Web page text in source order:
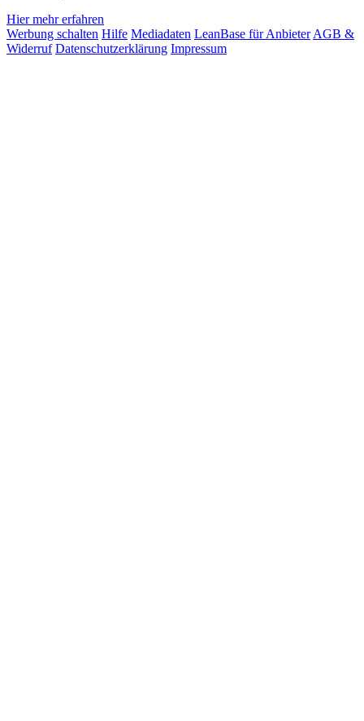
Hier mehr erfahren
Werbung schalten Hilfe Mediadaten LeanBase für Anbieter AGB &
Widerruf Datenschutzerklärung Impressum